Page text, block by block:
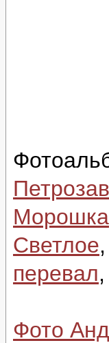
Морошка
Светлое,
перевал,
Фото